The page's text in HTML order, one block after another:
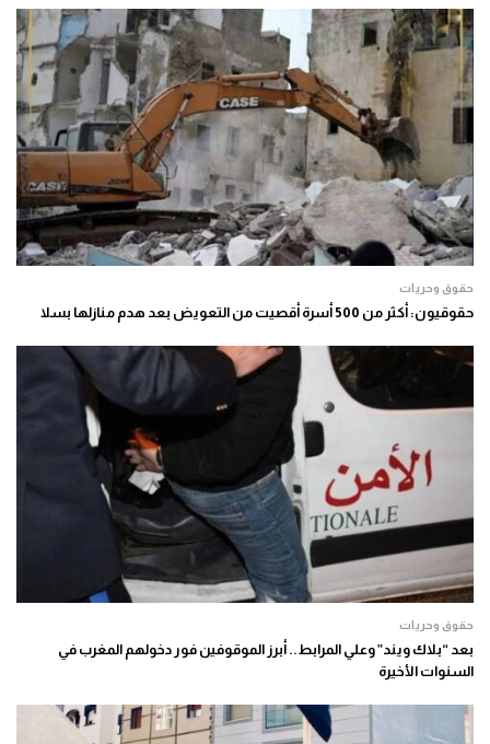
حقوق وحريات
حقوقيون: أكثر من 500 أسرة أقصيت من التعويض بعد هدم منازلها بسلا
حقوق وحريات
بعد “بلاك ويند” وعلي المرابط.. أبرز الموقوفين فور دخولهم المغرب في
السنوات الأخيرة